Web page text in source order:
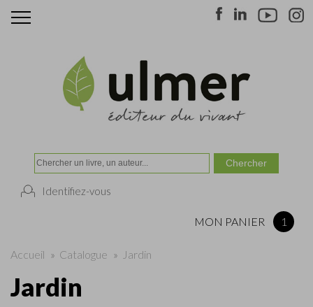
Identifiez-vous
MON PANIER 1
Accueil » Catalogue » Jardin
Jardin